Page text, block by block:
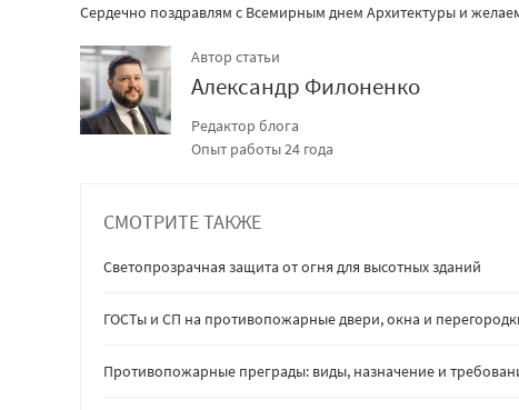
Сердечно поздравлям с Всемирным днем Архитектуры и
Автор статьи
Александр Филоненко
Редактор блога
Опыт работы 24 года
СМОТРИТЕ ТАКЖЕ
Светопрозрачная защита от огня для высотных зданий
ГОСТы и СП на противопожарные двери, окна и
Противопожарные преграды: виды, назначение и